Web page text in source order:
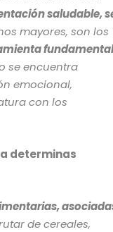
saludable,
mayores, son los
se encuentra
emocional,
con los
determinas
de cereales,